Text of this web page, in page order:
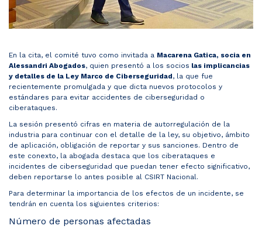
En la cita, el comité tuvo como invitada a Macarena Gatica, socia en
Alessandri Abogados, quien presentó a los socios las implicancias
y detalles de la Ley Marco de Ciberseguridad, la que fue
recientemente promulgada y que dicta nuevos protocolos y
estándares para evitar accidentes de ciberseguridad o
ciberataques.
La sesión presentó cifras en materia de autorregulación de la
industria para continuar con el detalle de la ley, su objetivo, ámbito
de aplicación, obligación de reportar y sus sanciones. Dentro de
este conexto, la abogada destaca que los ciberataques e
incidentes de ciberseguridad que puedan tener efecto significativo,
deben reportarse lo antes posible al CSIRT Nacional.
Para determinar la importancia de los efectos de un incidente, se
tendrán en cuenta los siguientes criterios:
Número de personas afectadas